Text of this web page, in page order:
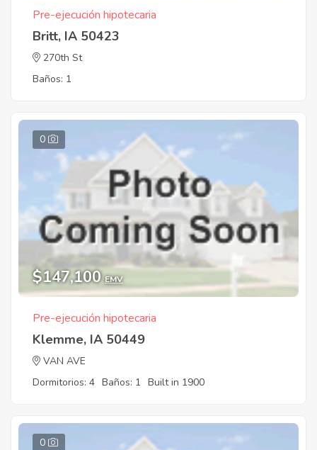
Pre-ejecución hipotecaria
Britt, IA 50423
270th St
Baños: 1
0
$147,100 EMV
Pre-ejecución hipotecaria
Klemme, IA 50449
VAN AVE
Dormitorios: 4 Baños: 1 Built in 1900
0